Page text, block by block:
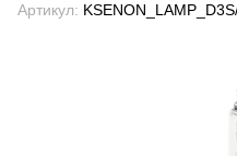
Артикул: